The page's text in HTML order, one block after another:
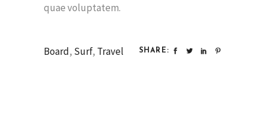
quae voluptatem.
Board, Surf, Travel SHARE: